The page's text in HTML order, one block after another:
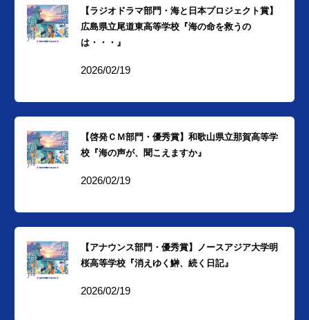
【ラジオドラマ部門・海と日本プロジェクト賞】
広島県立尾道東高等学校『海の命を救うの
は・・・』
2026/02/19
【啓発ＣＭ部門・優秀賞】和歌山県立那賀高等学
校『海の声が、聞こえますか』
2026/02/19
【アナウンス部門・優秀賞】ノースアジア大学明
桜高等学校『消えゆく鰰、続く日記』
2026/02/19